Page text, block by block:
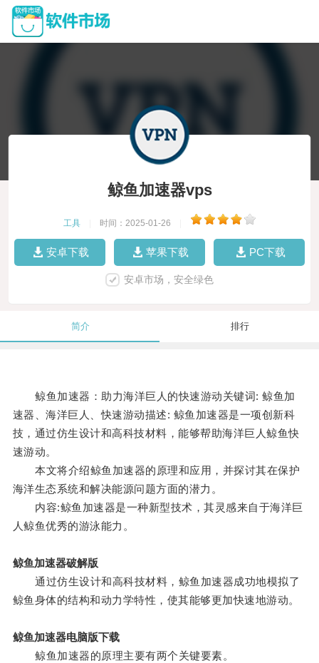
鲸鱼加速器vps
工具 时间：2025-01-26
安卓下载 苹果下载 PC下载
安卓市场，安全绿色
简介 排行
鲸鱼加速器：助力海洋巨人的快速游动关键词: 鲸鱼加
速器、海洋巨人、快速游动描述: 鲸鱼加速器是一项创新科
技，通过仿生设计和高科技材料，能够帮助海洋巨人鲸鱼快
速游动。
本文将介绍鲸鱼加速器的原理和应用，并探讨其在保护
海洋生态系统和解决能源问题方面的潜力。
内容:鲸鱼加速器是一种新型技术，其灵感来自于海洋巨
人鲸鱼优秀的游泳能力。
鲸鱼加速器破解版
通过仿生设计和高科技材料，鲸鱼加速器成功地模拟了
鲸鱼身体的结构和动力学特性，使其能够更加快速地游动。
鲸鱼加速器电脑版下载
鲸鱼加速器的原理主要有两个关键要素。